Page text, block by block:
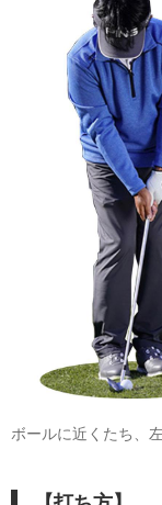
ボールに近くたち、